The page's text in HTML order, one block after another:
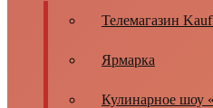
Телемагазин
Ярмарка
Кулинарное шоу